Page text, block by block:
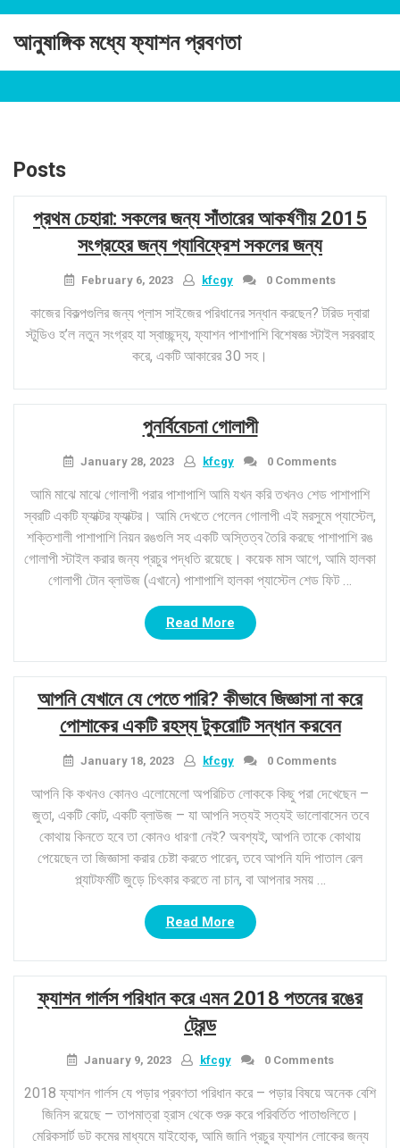
content
আনুষাঙ্গিক মধ্যে ফ্যাশন প্রবণতা
Posts
প্রথম চেহারা: সকলের জন্য সাঁতারের আকর্ষণীয় 2015
সংগ্রহের জন্য গ্যাবিফ্রেশ সকলের জন্য
February 6, 2023 kfcgy 0 Comments
কাজের বিকল্পগুলির জন্য প্লাস সাইজের পরিধানের সন্ধান করছেন? টরিড দ্বারা
স্টুডিও হ’ল নতুন সংগ্রহ যা স্বাচ্ছন্দ্য, ফ্যাশন পাশাপাশি বিশেষজ্ঞ স্টাইল সরবরাহ
করে, একটি আকারের 30 সহ।
পুনর্বিবেচনা গোলাপী
January 28, 2023 kfcgy 0 Comments
আমি মাঝে মাঝে গোলাপী পরার পাশাপাশি আমি যখন করি তখনও শেড পাশাপাশি
স্বরটি একটি ফ্যাক্টর ফ্যাক্টর। আমি দেখতে পেলেন গোলাপী এই মরসুমে প্যাস্টেল,
শক্তিশালী পাশাপাশি নিয়ন রঙগুলি সহ একটি অস্তিত্ব তৈরি করছে পাশাপাশি রঙ
গোলাপী স্টাইল করার জন্য প্রচুর পদ্ধতি রয়েছে। কয়েক মাস আগে, আমি হালকা
গোলাপী টোন ব্লাউজ (এখানে) পাশাপাশি হালকা প্যাস্টেল শেড ফিট …
Read More“পুনর্বিবেচনা
গোলাপী”
আপনি যেখানে যে পেতে পারি? কীভাবে জিজ্ঞাসা না করে
পোশাকের একটি রহস্য টুকরোটি সন্ধান করবেন
January 18, 2023 kfcgy 0 Comments
আপনি কি কখনও কোনও এলোমেলো অপরিচিত লোককে কিছু পরা দেখেছেন –
জুতা, একটি কোট, একটি ব্লাউজ – যা আপনি সত্যই সত্যই ভালোবাসেন তবে
কোথায় কিনতে হবে তা কোনও ধারণা নেই? অবশ্যই, আপনি তাকে কোথায়
পেয়েছেন তা জিজ্ঞাসা করার চেষ্টা করতে পারেন, তবে আপনি যদি পাতাল রেল
প্ল্যাটফর্মটি জুড়ে চিৎকার করতে না চান, বা আপনার সময় …
Read More“আপনি
যেখানে
যে
পেতে
পারি?
না
পোশাকের
একটি
রহস্য
ফ্যাশন গার্লস পরিধান করে এমন 2018 পতনের রঙের
ট্রেন্ড
January 9, 2023 kfcgy 0 Comments
2018 ফ্যাশন গার্লস যে পড়ার প্রবণতা পরিধান করে – পড়ার বিষয়ে অনেক বেশি
জিনিস রয়েছে – তাপমাত্রা হ্রাস থেকে শুরু করে পরিবর্তিত পাতাগুলিতে।
মেরিকসার্ট ডট কমের মাধ্যমে যাইহোক, আমি জানি প্রচুর ফ্যাশন লোকের জন্য